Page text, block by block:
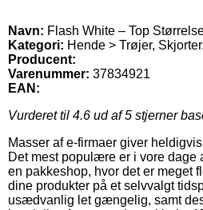
Navn: Flash White – Top
Kategori: Hende > Trøjer,
Producent:
Varenummer: 37834921
EAN:
Vurderet til 4.6 ud af 5 stjerner
Masser af e-firmaer giver
Det mest populære er i vore dage
en pakkeshop, hvor det er meget
dine produkter på et selvvalgt
usædvanlig let gængelig, samt